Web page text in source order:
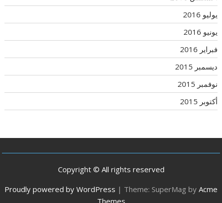
يوليو 2016
يونيو 2016
فبراير 2016
ديسمبر 2015
نوفمبر 2015
أكتوبر 2015
Copyright © All rights reserved
Proudly powered by WordPress | Theme: SuperMag by Acme